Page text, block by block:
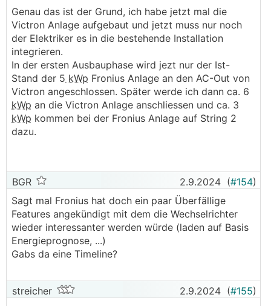
───────────────
Vielleicht wegen nachträglichen Speicher und
weil du noch einen Symo hast der keinen
Speicher kann?
So ein Anforderung hätte ich auch und würde
mich daher interessieren.
Genau das ist der Grund, ich habe jetzt mal die
Victron Anlage aufgebaut und jetzt muss nur noch
der Elektriker es in die bestehende Installation
integrieren.
In der ersten Ausbauphase wird jezt nur der Ist-
Stand der 5 kWp Fronius Anlage an den AC-Out von
Victron angeschlossen. Später werde ich dann ca. 6
kWp an die Victron Anlage anschliessen und ca. 3
kWp kommen bei der Fronius Anlage auf String 2
dazu.
BGR 2.9.2024 (#154)
Sagt mal Fronius hat doch ein paar Überfällige
Features angekündigt mit dem die Wechselrichter
wieder interessanter werden würde (laden auf Basis
Energieprognose, ...)
Gabs da eine Timeline?
streicher 2.9.2024 (#155)